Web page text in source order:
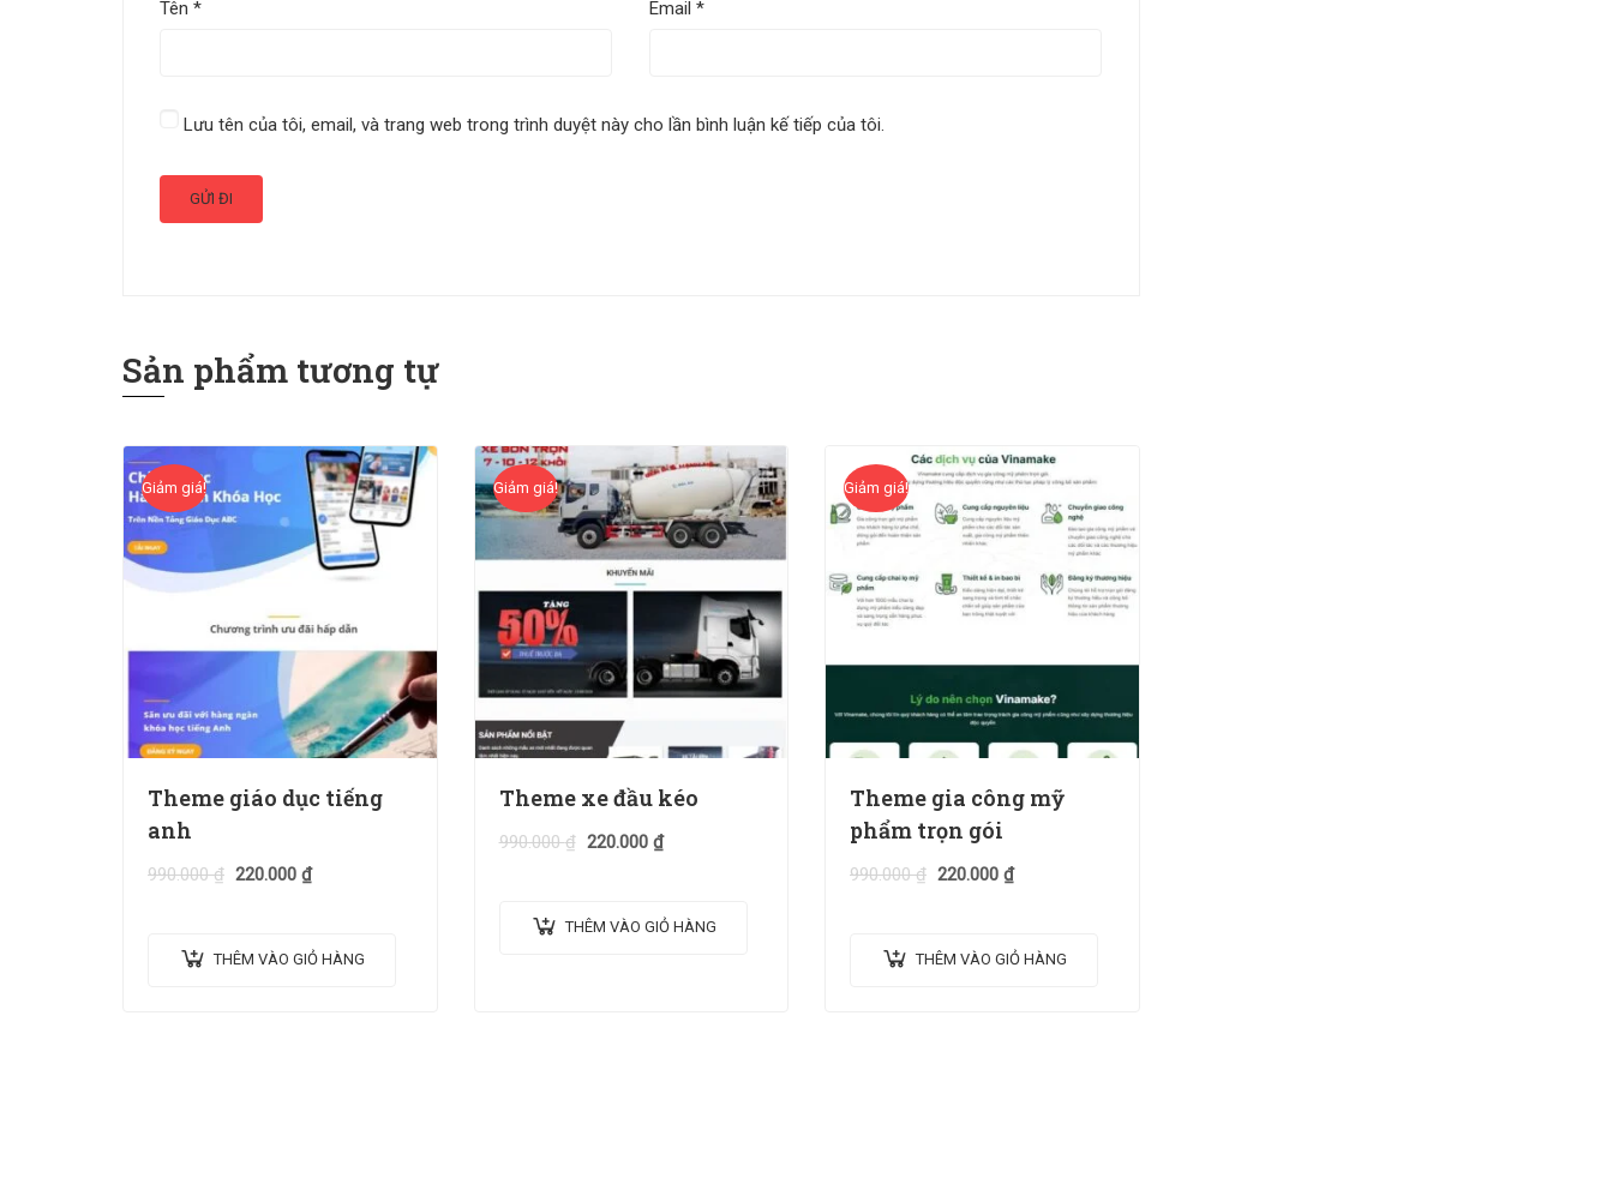
Tên * Email*
Lưu tên của tôi, email, và trang web trong trình duyệt này cho lần bình luận kế tiếp của tôi.
Sản phẩm tương tự
Giảm giá!
Theme giáo dục tiếng
anh
990.000₫ 220.000 ₫
THÊM VÀO GIỎ HÀNG
Giảm giá!
Theme xe đầu kéo
990.000₫ 220.000 ₫
THÊM VÀO GIỎ HÀNG
Giảm giá!
Theme gia công mỹ
phẩm trọn gói
990.000₫ 220.000 ₫
THÊM VÀO GIỎ HÀNG